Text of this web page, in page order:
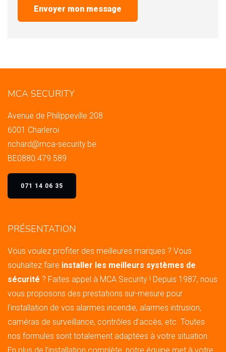
Envoyer mon message
MCA SECURITY
Avenue de Philippeville 208
6001 Charleroi
richard@mca-security.be
BE0880.479.589
071 14 06 35
PRÉSENTATION
Vous voulez profiter des meilleures marques ? Vous
souhaitez faire installer les meilleurs systèmes de
sécurité ? Faites appel à MCA Security ! Depuis 1987, nous
vous proposons des prestations sur-mesure pour
l’installation de vos alarmes incendie, alarmes intrusion,
caméras de surveillance, contrôles d’accès, etc. Toutes
nos formules sont totalement adaptées à votre situation.